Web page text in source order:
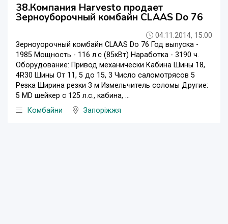
38.Компания Harvesto продает
Зерноуборочный комбайн CLAAS Do 76
04.11.2014, 15:00
Зерноуорочный комбайн CLAAS Do 76 Год выпуска -
1985 Мощность - 116 л.с (85кВт) Наработка - 3190 ч.
Оборудование: Привод механически Кабина Шины 18,
4R30 Шины От 11, 5 до 15, 3 Число саломотрясов 5
Резка Ширина резки 3 м Измельчитель соломы Другие:
5 MD шейкер с 125 л.с., кабина, ...
Комбайни
Запоріжжя